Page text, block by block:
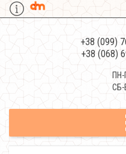
+38 (099)
+38 (068)
ПН-
СБ-